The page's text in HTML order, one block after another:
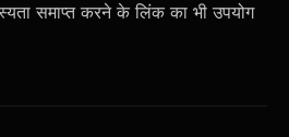
समाप्त करने के लिंक का भी उपयोग